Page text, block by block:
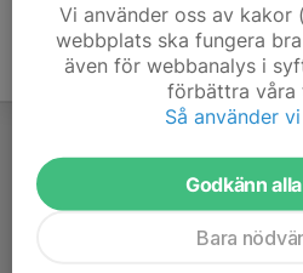
Vi använder oss av
webbplats ska fungera
även för webbanalys i
förbättra våra
Så använder
Godkänn
Bara